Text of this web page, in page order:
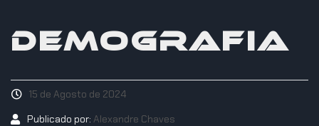
DEMOGRAFIA
15 de Agosto de 2024
Publicado por: Alexandre Chaves